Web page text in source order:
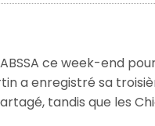
ce week-end
a enregistré sa
tandis que les